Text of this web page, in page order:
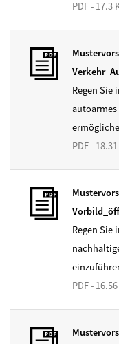
PDF - 17.3
Regen Sie
autoarmes
PDF -
Regen Sie
PDF -